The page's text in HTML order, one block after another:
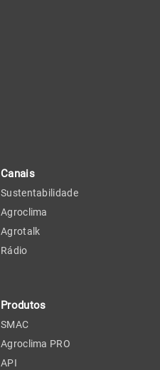
Canais
Sustentabilidade
Agroclima
Agrotalk
Rádio
Produtos
SMAC
Agroclima PRO
API